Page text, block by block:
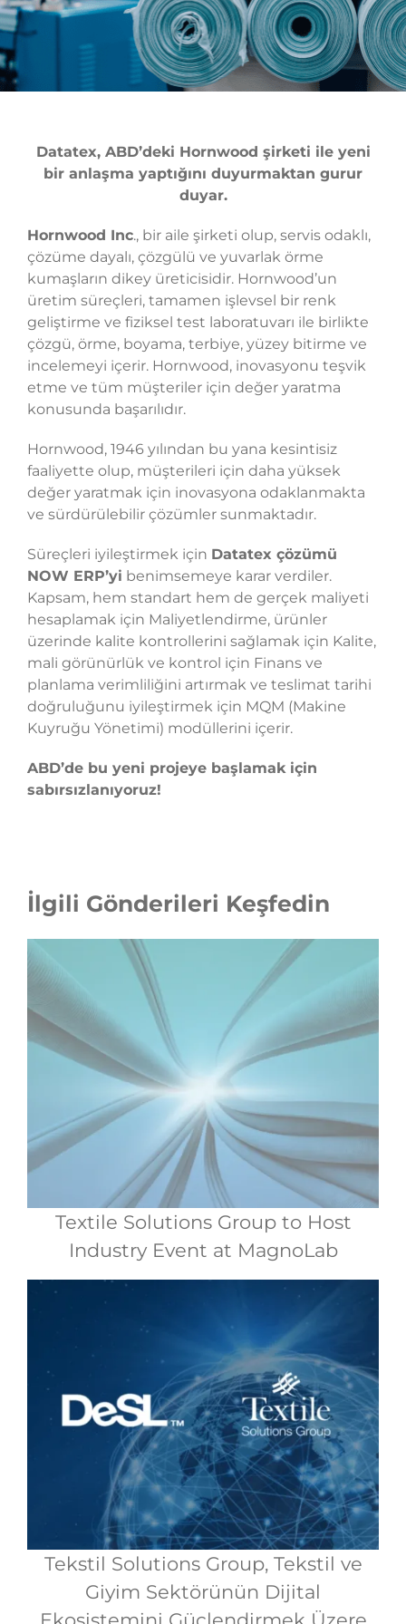
Datatex, ABD’deki Hornwood şirketi ile yeni
bir anlaşma yaptığını duyurmaktan gurur
duyar.
Hornwood Inc., bir aile şirketi olup, servis odaklı,
çözüme dayalı, çözgülü ve yuvarlak örme
kumaşların dikey üreticisidir. Hornwood’un
üretim süreçleri, tamamen işlevsel bir renk
geliştirme ve fiziksel test laboratuvarı ile birlikte
çözgü, örme, boyama, terbiye, yüzey bitirme ve
incelemeyi içerir. Hornwood, inovasyonu teşvik
etme ve tüm müşteriler için değer yaratma
konusunda başarılıdır.
Hornwood, 1946 yılından bu yana kesintisiz
faaliyette olup, müşterileri için daha yüksek
değer yaratmak için inovasyona odaklanmakta
ve sürdürülebilir çözümler sunmaktadır.
Süreçleri iyileştirmek için Datatex çözümü
NOW ERP’yi benimsemeye karar verdiler.
Kapsam, hem standart hem de gerçek maliyeti
hesaplamak için Maliyetlendirme, ürünler
üzerinde kalite kontrollerini sağlamak için Kalite,
mali görünürlük ve kontrol için Finans ve
planlama verimliliğini artırmak ve teslimat tarihi
doğruluğunu iyileştirmek için MQM (Makine
Kuyruğu Yönetimi) modüllerini içerir.
ABD’de bu yeni projeye başlamak için
sabırsızlanıyoruz!
İlgili Gönderileri Keşfedin
Textile Solutions Group to Host
Industry Event at MagnoLab
Tekstil Solutions Group, Tekstil ve
Giyim Sektörünün Dijital